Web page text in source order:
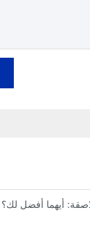
أيهما أفضل